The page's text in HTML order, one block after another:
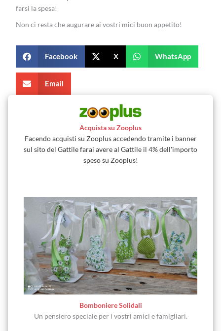
farsi la spesa!
Non ci resta che augurare ai vostri mici buon appetito!
Facebook X WhatsApp
Email
Acquista su Zooplus
Facendo acquisti su Zooplus accedendo tramite i banner
sul sito del Gattile farai avere al Gattile il 4% dell'importo
speso su Zooplus!
Bomboniere Solidali
Un pensiero speciale per i vostri amici e famigliari.